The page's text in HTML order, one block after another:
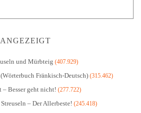
und Mürbteig (407.929)
Fränkisch-Deutsch) (315.462)
– Besser geht nicht! (277.722)
– Der Allerbeste! (245.418)